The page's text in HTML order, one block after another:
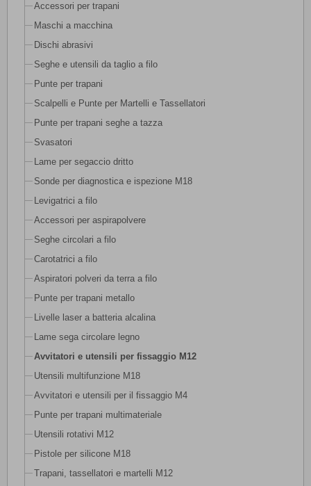
Accessori per trapani
Maschi a macchina
Dischi abrasivi
Seghe e utensili da taglio a filo
Punte per trapani
Scalpelli e Punte per Martelli e Tassellatori
Punte per trapani seghe a tazza
Svasatori
Lame per segaccio dritto
Sonde per diagnostica e ispezione M18
Levigatrici a filo
Accessori per aspirapolvere
Seghe circolari a filo
Carotatrici a filo
Aspiratori polveri da terra a filo
Punte per trapani metallo
Livelle laser a batteria alcalina
Lame sega circolare legno
Avvitatori e utensili per fissaggio M12
Utensili multifunzione M18
Avvitatori e utensili per il fissaggio M4
Punte per trapani multimateriale
Utensili rotativi M12
Pistole per silicone M18
Trapani, tassellatori e martelli M12